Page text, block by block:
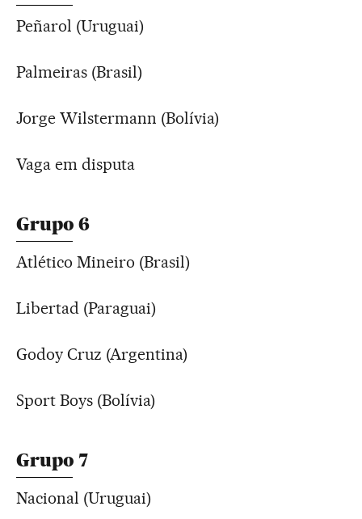
Peñarol (Uruguai)
Palmeiras (Brasil)
Jorge Wilstermann (Bolívia)
Vaga em disputa
Grupo 6
Atlético Mineiro (Brasil)
Libertad (Paraguai)
Godoy Cruz (Argentina)
Sport Boys (Bolívia)
Grupo 7
Nacional (Uruguai)